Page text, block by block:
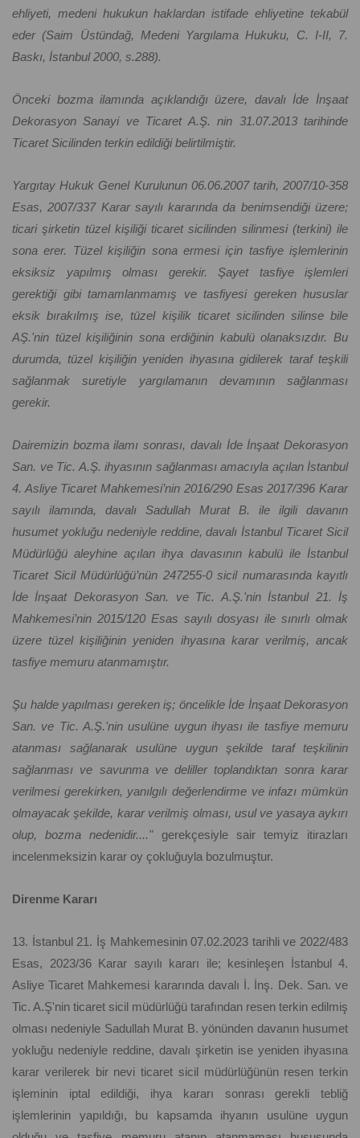
ehliyeti, medeni hukukun haklardan istifade ehliyetine tekabül
eder (Saim Üstündağ, Medeni Yargılama Hukuku, C. I-II, 7.
Baskı, İstanbul 2000, s.288).
Önceki bozma ilamında açıklandığı üzere, davalı İde İnşaat
Dekorasyon Sanayi ve Ticaret A.Ş. nin 31.07.2013 tarihinde
Ticaret Sicilinden terkin edildiği belirtilmiştir.
Yargıtay Hukuk Genel Kurulunun 06.06.2007 tarih, 2007/10-358
Esas, 2007/337 Karar sayılı kararında da benimsendiği üzere;
ticari şirketin tüzel kişiliği ticaret sicilinden silinmesi (terkini) ile
sona erer. Tüzel kişiliğin sona ermesi için tasfiye işlemlerinin
eksiksiz yapılmış olması gerekir. Şayet tasfiye işlemleri
gerektiği gibi tamamlanmamış ve tasfiyesi gereken hususlar
eksik bırakılmış ise, tüzel kişilik ticaret sicilinden silinse bile
AŞ.'nin tüzel kişiliğinin sona erdiğinin kabulü olanaksızdır. Bu
durumda, tüzel kişiliğin yeniden ihyasına gidilerek taraf teşkili
sağlanmak suretiyle yargılamanın devamının sağlanması
gerekir.
Dairemizin bozma ilamı sonrası, davalı İde İnşaat Dekorasyon
San. ve Tic. A.Ş. ihyasının sağlanması amacıyla açılan İstanbul
4. Asliye Ticaret Mahkemesi’nin 2016/290 Esas 2017/396 Karar
sayılı ilamında, davalı Sadullah Murat B. ile ilgili davanın
husumet yokluğu nedeniyle reddine, davalı İstanbul Ticaret Sicil
Müdürlüğü aleyhine açılan ihya davasının kabulü ile İstanbul
Ticaret Sicil Müdürlüğü’nün 247255-0 sicil numarasında kayıtlı
İde İnşaat Dekorasyon San. ve Tic. A.Ş.'nin İstanbul 21. İş
Mahkemesi’nin 2015/120 Esas sayılı dosyası ile sınırlı olmak
üzere tüzel kişiliğinin yeniden ihyasına karar verilmiş, ancak
tasfiye memuru atanmamıştır.
Şu halde yapılması gereken iş; öncelikle İde İnşaat Dekorasyon
San. ve Tic. A.Ş.'nin usulüne uygun ihyası ile tasfiye memuru
atanması sağlanarak usulüne uygun şekilde taraf teşkilinin
sağlanması ve savunma ve deliller toplandıktan sonra karar
verilmesi gerekirken, yanılgılı değerlendirme ve infazı mümkün
olmayacak şekilde, karar verilmiş olması, usul ve yasaya aykırı
olup, bozma nedenidir...."gerekçesiyle sair temyiz itirazları
incelenmeksizin karar oy çokluğuyla bozulmuştur.
Direnme Kararı
13. İstanbul 21. İş Mahkemesinin 07.02.2023 tarihli ve 2022/483
Esas, 2023/36 Karar sayılı kararı ile; kesinleşen İstanbul 4.
Asliye Ticaret Mahkemesi kararında davalı İ. İnş. Dek. San. ve
Tic. A.Ş'nin ticaret sicil müdürlüğü tarafından resen terkin edilmiş
olması nedeniyle Sadullah Murat B. yönünden davanın husumet
yokluğu nedeniyle reddine, davalı şirketin ise yeniden ihyasına
karar verilerek bir nevi ticaret sicil müdürlüğünün resen terkin
işleminin iptal edildiği, ihya kararı sonrası gerekli tebliğ
işlemlerinin yapıldığı, bu kapsamda ihyanın usulüne uygun